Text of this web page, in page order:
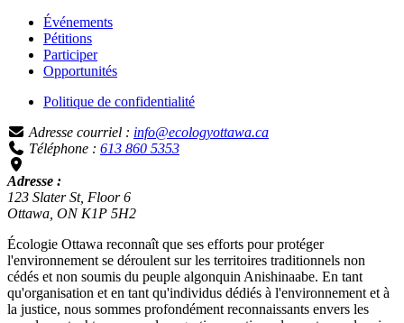
Événements
Pétitions
Participer
Opportunités
Politique de confidentialité
Adresse courriel : info@ecologyottawa.ca
Téléphone : 613 860 5353
Adresse :
123 Slater St, Floor 6
Ottawa, ON K1P 5H2
Écologie Ottawa reconnaît que ses efforts pour protéger
l'environnement se déroulent sur les territoires traditionnels non
cédés et non soumis du peuple algonquin Anishinaabe. En tant
qu'organisation et en tant qu'individus dédiés à l'environnement et à
la justice, nous sommes profondément reconnaissants envers les